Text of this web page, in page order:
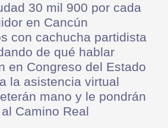
30 mil 900 por cada
en Cancún
con cachucha partidista
de qué hablar
en Congreso del Estado
la asistencia virtual
mano y le pondrán
Camino Real